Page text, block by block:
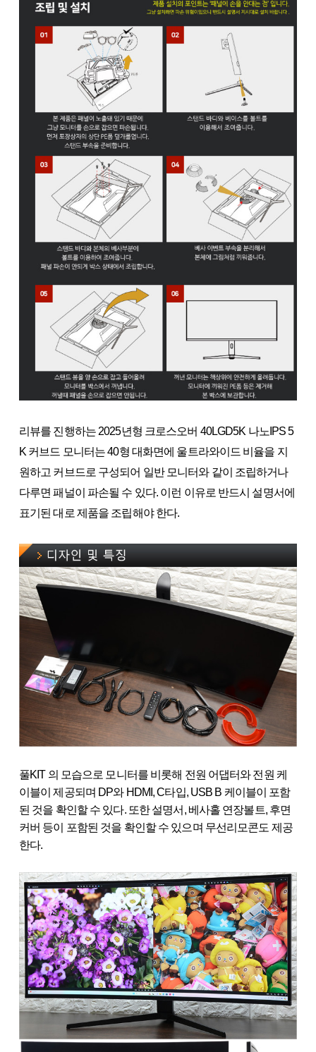
리뷰를 진행하는 2025년형 크로스오버 40LGD5K 나노IPS 5
K 커브드 모니터는 40형 대화면에 울트라와이드 비율을 지
원하고 커브드로 구성되어 일반 모니터와 같이 조립하거나
다루면 패널이 파손될 수 있다. 이런 이유로 반드시 설명서에
표기된 대로 제품을 조립해야 한다.
풀KIT 의 모습으로 모니터를 비롯해 전원 어댑터와 전원 케
이블이 제공되며 DP와 HDMI, C타입, USB B 케이블이 포함
된 것을 확인할 수 있다. 또한 설명서, 베사홀 연장볼트, 후면
커버 등이 포함된 것을 확인할 수 있으며 무선리모콘도 제공
한다.